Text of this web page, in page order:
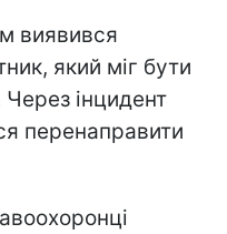
виявився
який міг бути
інцидент
перенаправити